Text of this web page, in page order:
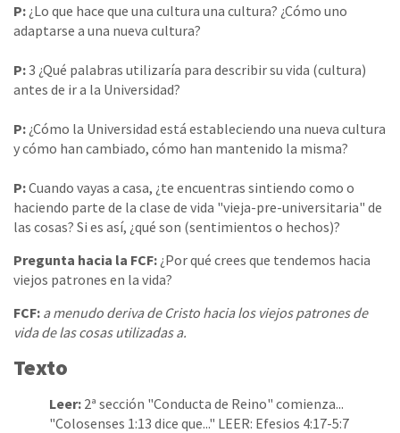
P: ¿Lo que hace que una cultura una cultura? ¿Cómo uno
adaptarse a una nueva cultura?
P:3 ¿Qué palabras utilizaría para describir su vida (cultura)
antes de ir a la Universidad?
P: ¿Cómo la Universidad está estableciendo una nueva cultura
y cómo han cambiado, cómo han mantenido la misma?
P:Cuando vayas a casa, ¿te encuentras sintiendo como o
haciendo parte de la clase de vida "vieja-pre-universitaria" de
las cosas? Si es así, ¿qué son (sentimientos o hechos)?
Pregunta hacia la FCF: ¿Por qué crees que tendemos hacia
viejos patrones en la vida?
FCF: a menudo deriva de Cristo hacia los viejos patrones de
vida de las cosas utilizadas a.
Texto
Leer: 2ª sección "Conducta de Reino" comienza...
"Colosenses 1:13 dice que..." LEER: Efesios 4:17-5:7